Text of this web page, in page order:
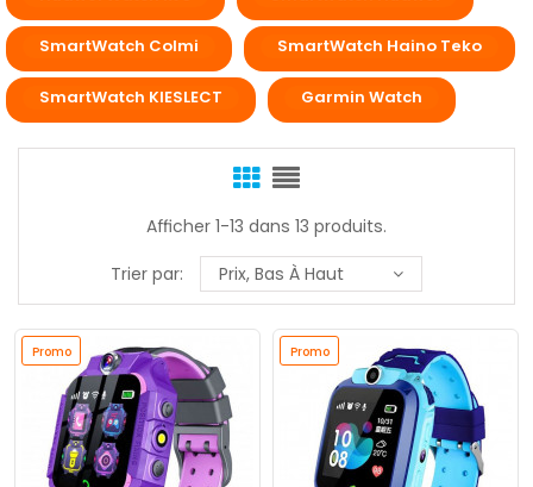
SmartWatch Colmi SmartWatch Haino Teko
SmartWatch KIESLECT Garmin Watch
Afficher 1-13 dans 13 produits.
Trier par:
Prix, Bas À Haut
Promo Promo